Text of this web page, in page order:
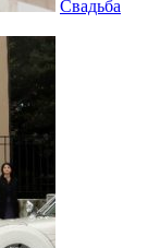
Свадьба